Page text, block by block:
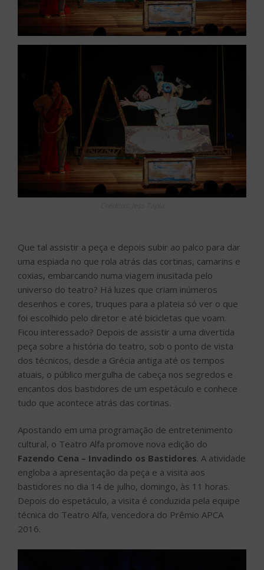
Créditos: Jess Tapia
Que tal assistir a peça e depois subir ao palco para dar
uma espiada no que rola atrás das cortinas, camarins e
coxias, embarcando numa viagem inusitada pelo
universo do teatro? Há luzes que criam inúmeros
desenhos e cores, truques para a plateia só ver o que
dos técnicos, desde a Grécia antiga até os tempos
atuais, o público mergulha de cabeça nos segredos e
encantos dos bastidores de um espetáculo e conhece
tudo que acontece atrás das cortinas.
Apostando em uma programação de entretenimento
cultural, o Teatro Alfa promove nova edição do
Fazendo Cena – Invadindo os Bastidores. A atividade
engloba a apresentação da peça e a visita aos
bastidores no dia 14 de julho, domingo, às 11 horas.
Depois do espetáculo, a visita é conduzida pela equipe
técnica do Teatro Alfa, vencedora do Prêmio APCA